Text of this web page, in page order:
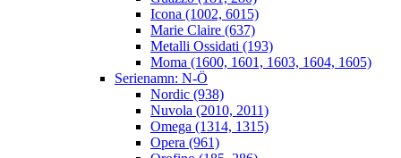
Icona (1002, 6015)
Marie Claire (637)
Metalli Ossidati (193)
Moma (1600, 1601, 1603, 1604, 1605)
Serienamn: N-Ö
Nordic (938)
Nuvola (2010, 2011)
Omega (1314, 1315)
Opera (961)